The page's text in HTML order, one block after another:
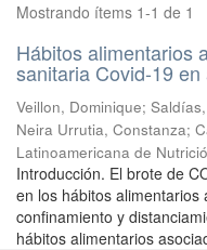
Mostrando ítems 1-1 de 1
Hábitos alimentarios
sanitaria Covid-19
Veillon, Dominique;
Neira Urrutia, Constanza;
Latinoamericana de
Introducción. El brote de
en los hábitos
confinamiento y
hábitos alimentarios